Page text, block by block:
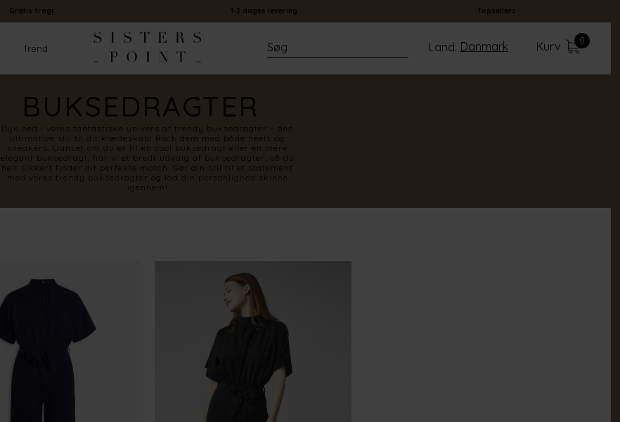
Gratis fragt 1-2 dages levering Topsellers
Trend Kurv 0
Danmark
Land:
BUKSEDRAGTER
Dyk ned i vores fantastiske univers af trendy buksedragter – den
ultimative stil til dit klædeskab! Rock dem med både heels og
sneakers. Uanset om du er til en cool buksedragt eller en mere
elegant buksedragt, har vi et bredt udvalg af buksedragter, så du
helt sikkert finder dit perfekte match. Gør din stil til et statement
med vores trendy buksedragter og lad din personlighed skinne
igennem!